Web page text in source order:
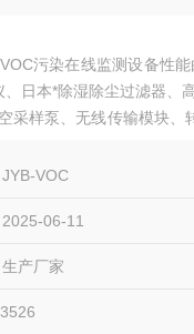
污染在线监测设备性
、日本*除湿除尘过滤器、
采样泵、无线传输模块、
JYB-VOC
2025-06-11
生产厂家
3526